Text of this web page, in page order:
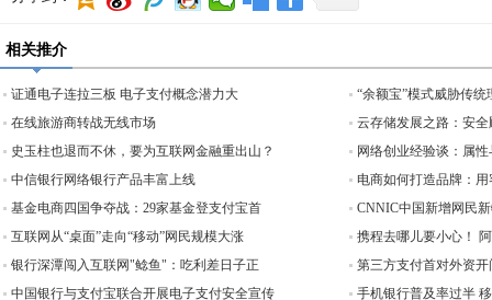
相关推介
证通电子连拉三板 电子支付概念潜力大
在线旅游商转战无线市场
史玉柱也退而不休，要为互联网金融重出山？
中信银行网络银行产品丰富上线
基金电商四国争夺战：29家基金登支付宝首
互联网从“桌面”走向“移动”网民规模大涨
银行深潭闯入互联网"鲶鱼"：吃利差日子正
中国银行与支付宝联合开展电子支付安全宣传
“余额宝”模式威胁传
云存储发展之路：安
网络创业经验谈：属
电商如何打造品牌：
CNNIC中国新增网民
携程去哪儿要小心！
第三方支付首对外资开
手机银行普及率过半